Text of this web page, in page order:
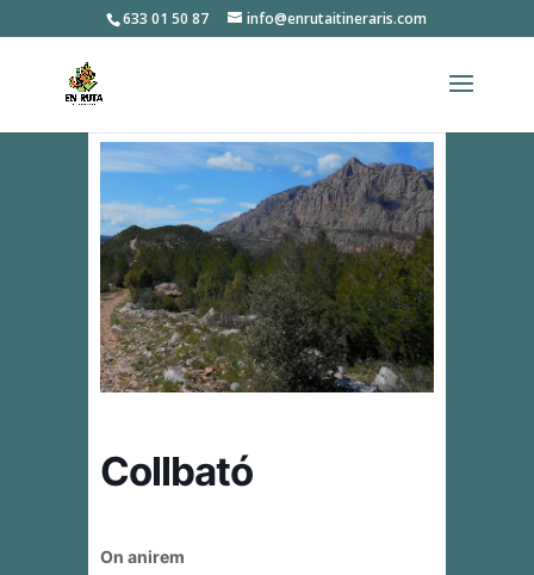
633 01 50 87 info@enrutaitineraris.com
Collbató
On anirem